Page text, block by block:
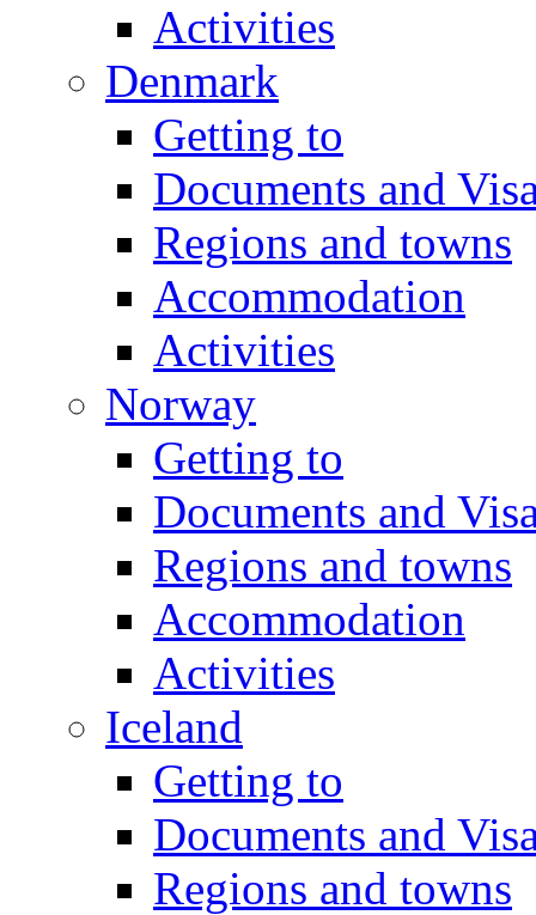
Activities
Denmark
Getting to
Documents and
Regions and towns
Accommodation
Activities
Norway
Getting to
Documents and
Regions and towns
Accommodation
Activities
Iceland
Getting to
Documents and
Regions and towns